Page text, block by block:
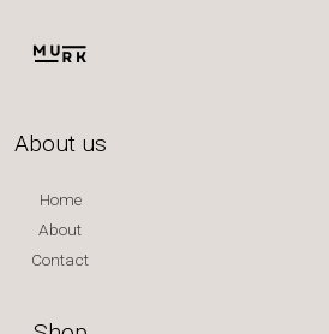
About us
Home
About
Contact